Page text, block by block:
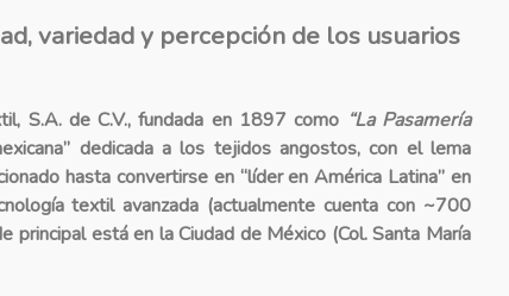
variedad y percepción de los usuarios
S.A. de C.V., fundada en 1897 como “La Pasamería
dedicada a los tejidos angostos, con el lema
hasta convertirse en “líder en América Latina” en
textil avanzada (actualmente cuenta con ~700
está en la Ciudad de México (Col. Santa María